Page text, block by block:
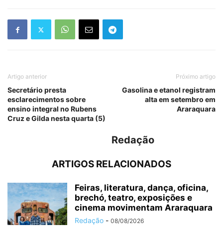
Artigo anterior
Secretário presta
esclarecimentos sobre
ensino integral no Rubens
Cruz e Gilda nesta quarta (5)
Próximo artigo
Gasolina e etanol registram
alta em setembro em
Araraquara
Redação
ARTIGOS RELACIONADOS
Feiras, literatura, dança, oficina,
brechó, teatro, exposições e
cinema movimentam Araraquara
Redação - 08/08/2026